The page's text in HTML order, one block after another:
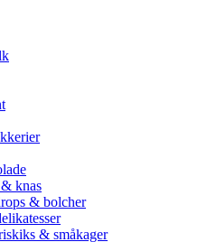
knas
& bolcher
& småkager